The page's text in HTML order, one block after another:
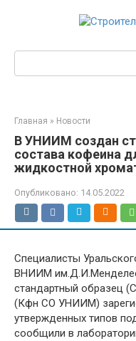
Поиск:
Главная » Новости
В УНИИМ создан
состава кофеина
жидкостной
Опубликовано: 14.05.2022
Специалисты
ВНИИМ
стандартный образец
(Кфн СО УНИИМ)
утвержденных типов
сообщили в